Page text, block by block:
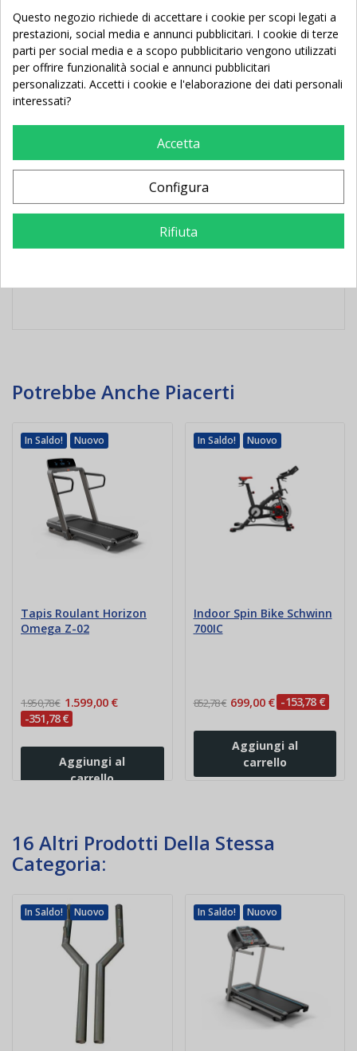
Specifiche Tecniche:
Blocco pesi integrato: 80 kg
Dimensioni: 189 × 104 × 204 cm
Peso prodotto: 219 kg
Portata massima utente: 150 kg
Colore struttura: nero opaco
Sistema carrucole: cavi rivestiti in nylon da 6
Potrebbe Anche Piacerti
In Saldo! Nuovo
Tapis Roulant Horizon
Omega Z-02
1.950,78 € 1.599,00 €
-351,78 €
Aggiungi al
carrello
In Saldo! Nuovo
Indoor Spin Bike Schwinn
700IC
852,78 € 699,00 € -153,78 €
Aggiungi al
carrello
16 Altri Prodotti Della Stessa
Categoria:
In Saldo! Nuovo In Saldo! Nuovo
Questo negozio richiede di accettare i cookie per scopi legati a
prestazioni, social media e annunci pubblicitari. I cookie di terze
parti per social media e a scopo pubblicitario vengono utilizzati
per offrire funzionalità social e annunci pubblicitari
personalizzati. Accetti i cookie e l'elaborazione dei dati personali
interessati?
Accetta
Configura
Rifiuta